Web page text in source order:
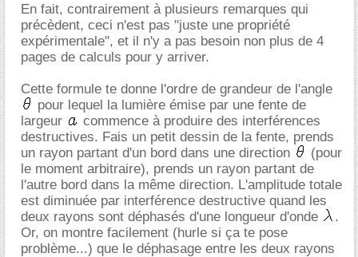
En fait, contrairement à plusieurs remarques qui
précèdent, ceci n'est pas "juste une propriété
expérimentale", et il n'y a pas besoin non plus de 4
pages de calculs pour y arriver.
Cette formule te donne l'ordre de grandeur de l'angle
pour lequel la lumière émise par une fente de
largeur
commence à produire des interférences
destructives. Fais un petit dessin de la fente, prends
un rayon partant d'un bord dans une direction
(pour
le moment arbitraire), prends un rayon partant de
l'autre bord dans la même direction. L'amplitude totale
est diminuée par interférence destructive quand les
deux rayons sont déphasés d'une longueur d'onde
.
Or, on montre facilement (hurle si ça te pose
problème...) que le déphasage entre les deux rayons